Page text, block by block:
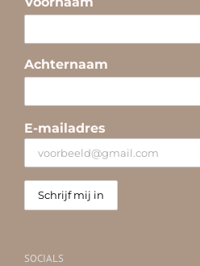
Achternaam
E-mailadres
SOCIALS